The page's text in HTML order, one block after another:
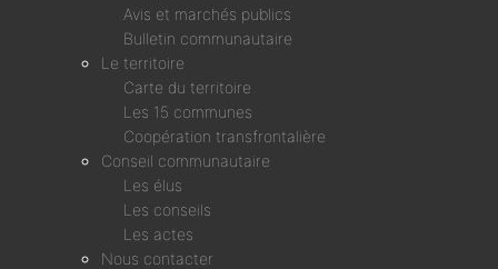
Avis et marchés publics
Bulletin communautaire
Le territoire
Carte du territoire
Les 15 communes
Coopération transfrontalière
Conseil communautaire
Les élus
Les conseils
Les actes
Nous contacter